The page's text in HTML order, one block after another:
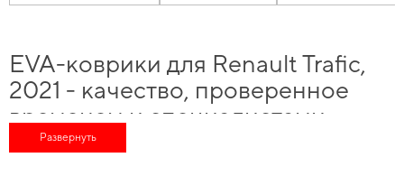
EVA-коврики для Renault Trafic,
2021 - качество, проверенное
временем и специалистами
С доверенным брендом и крепкой репутацией, вы можете рассчитывать на
Развернуть